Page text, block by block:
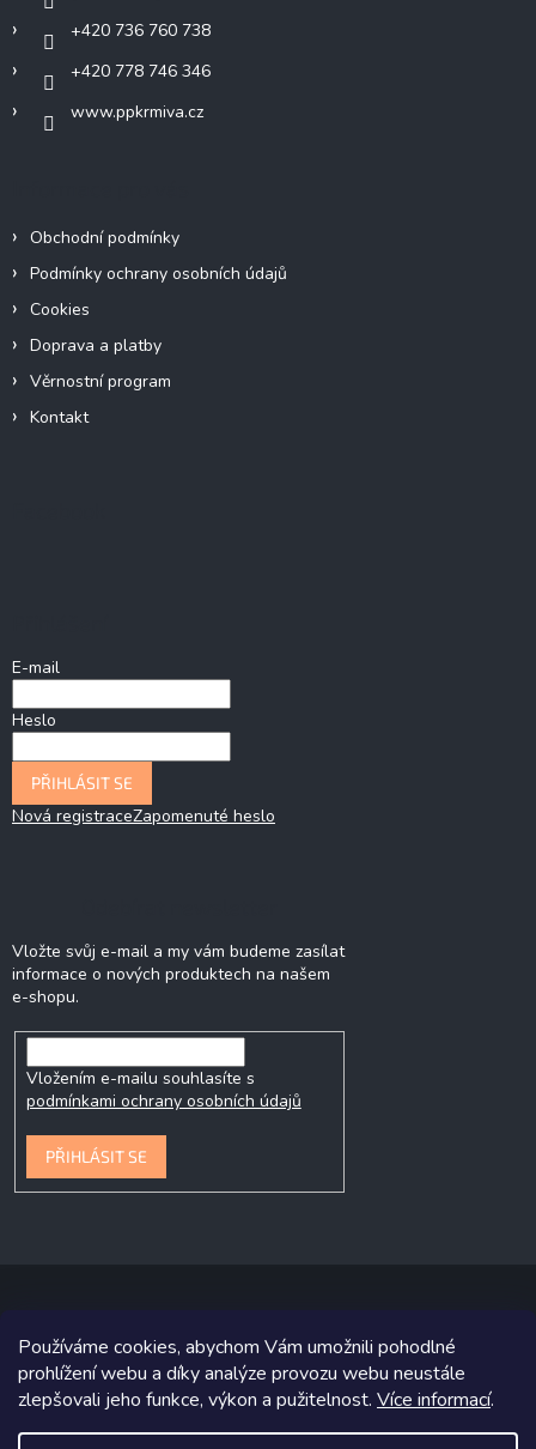
Používáme cookies, abychom Vám umožnili pohodlné
prohlížení webu a díky analýze provozu webu neustále
zlepšovali jeho funkce, výkon a pužitelnost. Více informací.
+420 736 760 738
+420 778 746 346
www.ppkrmiva.cz
Obchodní podmínky
Podmínky ochrany osobních údajů
Cookies
Doprava a platby
Věrnostní program
Kontakt
E-mail
Heslo
PŘIHLÁSIT SE
Nová registraceZapomenuté heslo
Vložte svůj e-mail a my vám budeme zasílat
informace o nových produktech na našem
e-shopu.
Vložením e-mailu souhlasíte s
podmínkami ochrany osobních údajů
PŘIHLÁSIT SE
Copyright 2026P&P Krmiva. Všechna práva vyhrazena.
Grafický návrh vytvořil a na Shoptet implementoval Tomáš Hlad
Shoptetak.cz.